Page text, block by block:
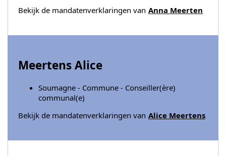
Bekijk de mandatenverklaringen van Anna Meerten
Meertens Alice
Soumagne - Commune - Conseiller(ère)
communal(e)
Bekijk de mandatenverklaringen van Alice Meertens